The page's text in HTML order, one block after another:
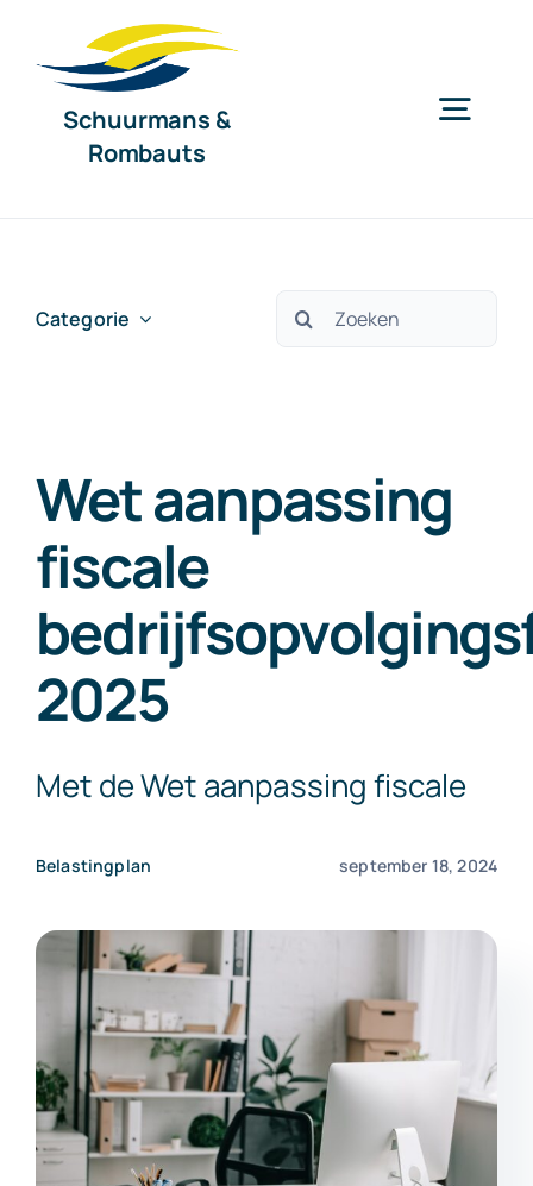
naar
Schuurmans &
Rombauts
Exact Online
Neem contact op!
Categorie
Zoeken
Wet aanpassing
fiscale
2025
Met de Wet aanpassing fiscale
Belastingplan september 18, 2024